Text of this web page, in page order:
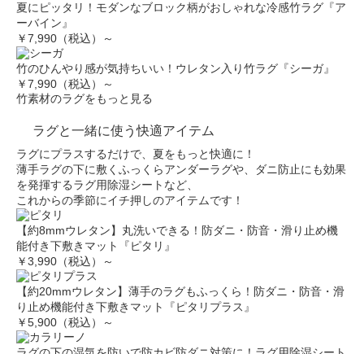
夏にピッタリ！モダンなブロック柄がおしゃれな冷感竹ラグ『ア
ーバイン』
￥7,990（税込）～
竹のひんやり感が気持ちいい！ウレタン入り竹ラグ『シーガ』
￥7,990（税込）～
竹素材のラグをもっと見る
ラグと一緒に使う快適アイテム
ラグにプラスするだけで、夏をもっと快適に！
薄手ラグの下に敷くふっくらアンダーラグや、ダニ防止にも効果
を発揮するラグ用除湿シートなど、
これからの季節にイチ押しのアイテムです！
【約8mmウレタン】丸洗いできる！防ダニ・防音・滑り止め機
能付き下敷きマット『ピタリ』
￥3,990（税込）～
【約20mmウレタン】薄手のラグもふっくら！防ダニ・防音・滑
り止め機能付き下敷きマット『ピタリプラス』
￥5,900（税込）～